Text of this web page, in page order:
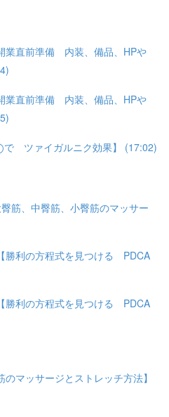
業直前準備 内装、備品、HPや
業直前準備 内装、備品、HPや
ツァイガルニク効果】 (17:02)
筋、中臀筋、小臀筋のマッサー
勝利の方程式を見つける PDCA
勝利の方程式を見つける PDCA
マッサージとストレッチ方法】